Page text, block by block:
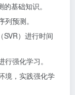
基础知识。
预测。
SVR）进行时间
强化学习。
境，实践强化学